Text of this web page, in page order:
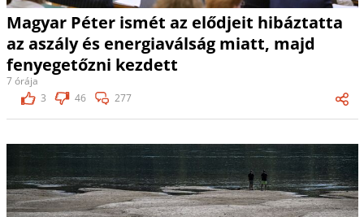
Magyar Péter ismét az elődjeit hibáztatta
az aszály és energiaválság miatt, majd
fenyegetőzni kezdett
7 órája
3
46 277